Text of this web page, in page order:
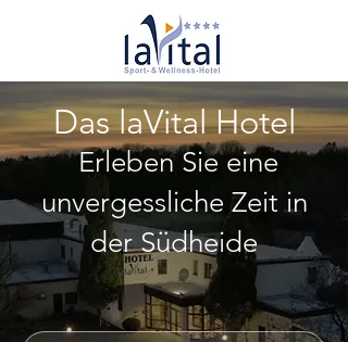
Das laVital Hotel
Erleben Sie eine
unvergessliche Zeit in
der Südheide